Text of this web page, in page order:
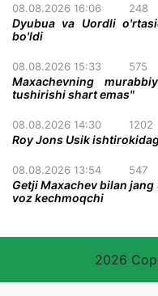
08.08.2026 16:06 248
Dyubua va Uordli
bo'ldi
08.08.2026 15:33 575
Maxachevning
tushirishi shart emas"
08.08.2026 14:30 1202
Roy Jons Usik
08.08.2026 13:54 547
Getji Maxachev bilan
voz kechmoqchi
2026